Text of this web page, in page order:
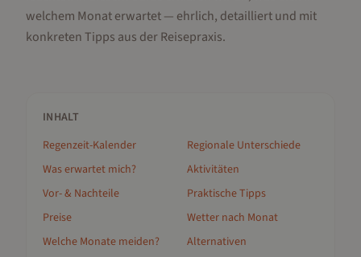
welchem Monat erwartet — ehrlich, detailliert und mit
konkreten Tipps aus der Reisepraxis.
INHALT
Regenzeit-Kalender
Was erwartet mich?
Vor- & Nachteile
Preise
Welche Monate meiden?
Regionale Unterschiede
Aktivitäten
Praktische Tipps
Wetter nach Monat
Alternativen